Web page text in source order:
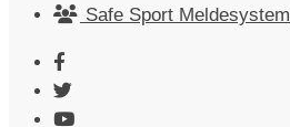
Safe Sport Meldesystem